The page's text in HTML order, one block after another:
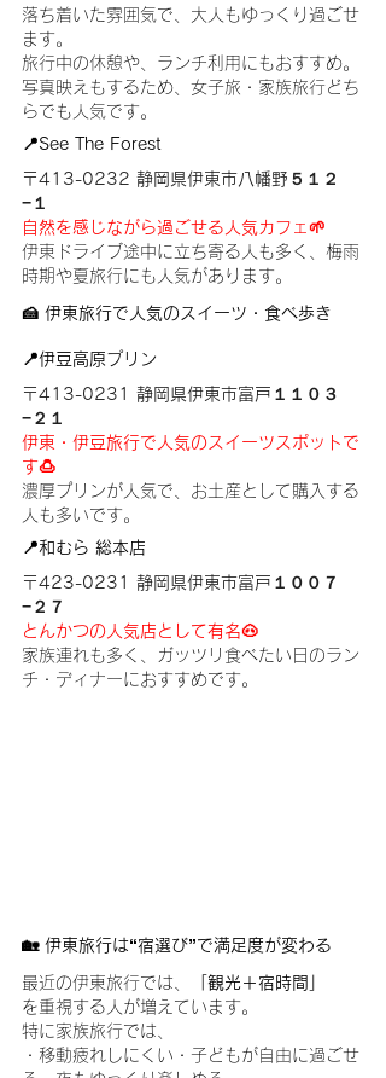
落ち着いた雰囲気で、大人もゆっくり過ごせ
ます。
旅行中の休憩や、ランチ利用にもおすすめ。
写真映えもするため、女子旅・家族旅行どち
らでも人気です。
📍See The Forest
〒413-0232 静岡県伊東市八幡野５１２
−１
自然を感じながら過ごせる人気カフェ🌱
伊東ドライブ途中に立ち寄る人も多く、梅雨
時期や夏旅行にも人気があります。
🍰 伊東旅行で人気のスイーツ・食べ歩き
📍伊豆高原プリン
〒413-0231 静岡県伊東市富戸１１０３
−２１
伊東・伊豆旅行で人気のスイーツスポットで
す🍮
濃厚プリンが人気で、お土産として購入する
人も多いです。
📍和むら 総本店
〒423-0231 静岡県伊東市富戸１００７
−２７
とんかつの人気店として有名🐽
家族連れも多く、ガッツリ食べたい日のラン
チ・ディナーにおすすめです。
🏡 伊東旅行は“宿選び”で満足度が変わる
最近の伊東旅行では、
「観光＋宿時間」
を重視する人が増えています。
特に家族旅行では、
・移動疲れしにくい・子どもが自由に過ごせ